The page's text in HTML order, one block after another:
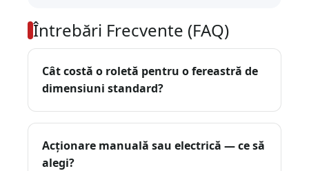
Întrebări Frecvente (FAQ)
Cât costă o roletă pentru o fereastră de
dimensiuni standard?
Acționare manuală sau electrică — ce să
alegi?